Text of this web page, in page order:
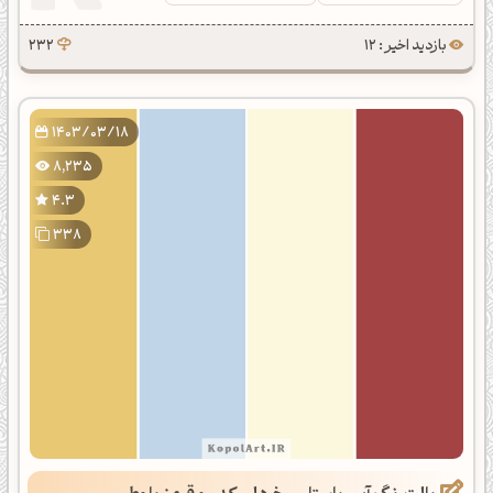
بازدید اخیر : 12 232
1403/03/18
8,235
4.3
338